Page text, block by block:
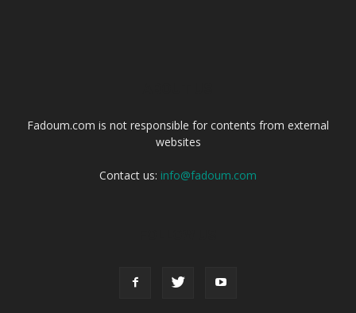
Fadoum.com is not responsible for contents from external
websites
Contact us: info@fadoum.com